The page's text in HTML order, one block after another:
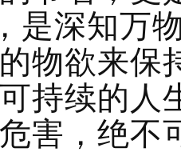
是深知万
物欲来保
持续的人
害，绝不